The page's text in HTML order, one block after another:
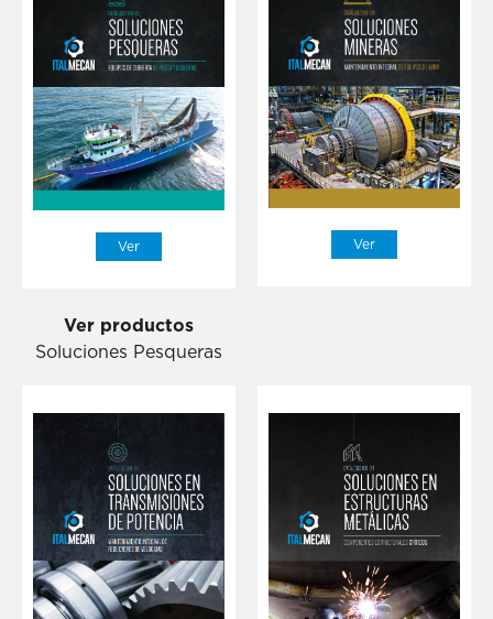
Ver
Ver productos
Soluciones Pesqueras
Ver